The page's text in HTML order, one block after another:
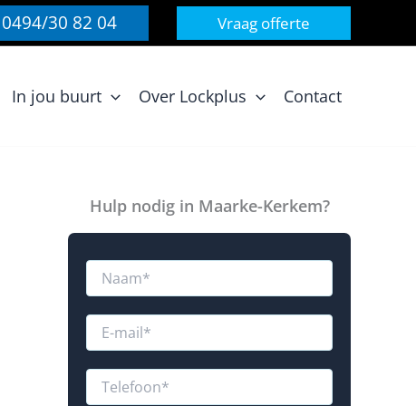
0494/30 82 04 Vraag offerte
In jou buurt Over Lockplus Contact
Hulp nodig in Maarke-Kerkem?
N
mE
aT